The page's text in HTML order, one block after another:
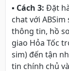
▪ Cách 3: Đặt
chat với
thông tin, hồ
giao Hỏa Tốc
sim) đến tận
tin chính chủ